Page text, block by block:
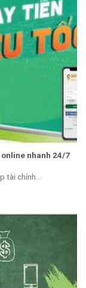
nhanh 24/7
tài chính...